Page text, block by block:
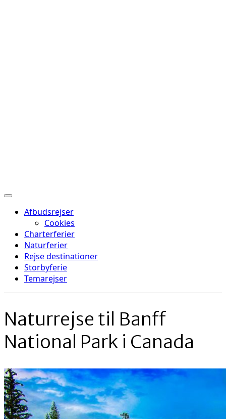
Afbudsrejser
Cookies
Charterferier
Naturferier
Rejse destinationer
Storbyferie
Temarejser
Naturrejse til Banff
National Park i Canada